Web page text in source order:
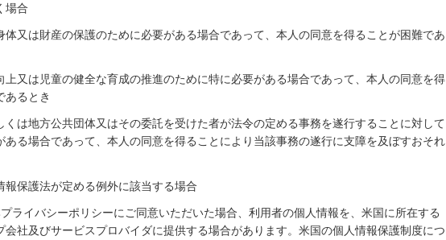
場合
体又は財産の保護のために必要がある場合であって、本人の同意を得ることが困難であ
上又は児童の健全な育成の推進のために特に必要がある場合であって、本人の同意を得
あるとき
くは地方公共団体又はその委託を受けた者が法令の定める事務を遂行することに対して
ある場合であって、本人の同意を得ることにより当該事務の遂行に支障を及ぼすおそれ
報保護法が定める例外に該当する場合
ライバシーポリシーにご同意いただいた場合、利用者の個人情報を、米国に所在する
会社及びサービスプロバイダに提供する場合があります。米国の個人情報保護制度につ